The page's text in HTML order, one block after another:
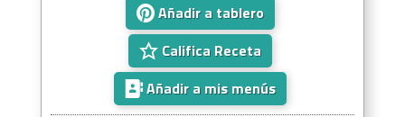
Añadir a tablero
Califica Receta
Añadir a mis menús